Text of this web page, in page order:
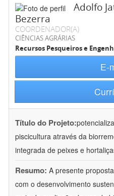
Adolfo
Bezerra
COORDENADOR(A)
CIÊNCIAS AGRÁRIAS
Recursos Pesqueiros e
E-
Título do Projeto:
piscicultura através da
integrada de peixes e
Resumo: A presente
com o desenvolvimento